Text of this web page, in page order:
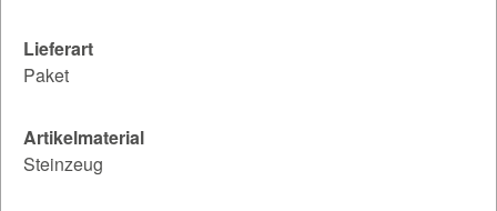
Lieferart
Paket
Artikelmaterial
Steinzeug